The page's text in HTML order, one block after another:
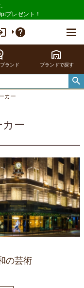
プレゼント！
help
ランド
warehouse
ブランドで探す
カー
ー
の芸術